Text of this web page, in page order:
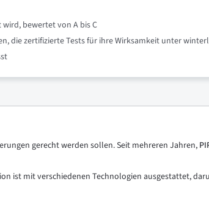
bewertet von A bis C
die zertifizierte Tests für ihre Wirksamkeit unter
gerecht werden sollen. Seit mehreren Jahren,
ist mit verschiedenen Technologien ausgestattet,